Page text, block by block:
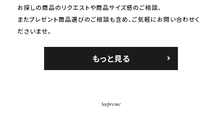
お探しの商品のリクエストや商品サイズ感のご相談、
またプレゼント商品選びのご相談も含め、ご気軽にお問い合わせく
ださいませ。
もっと見る